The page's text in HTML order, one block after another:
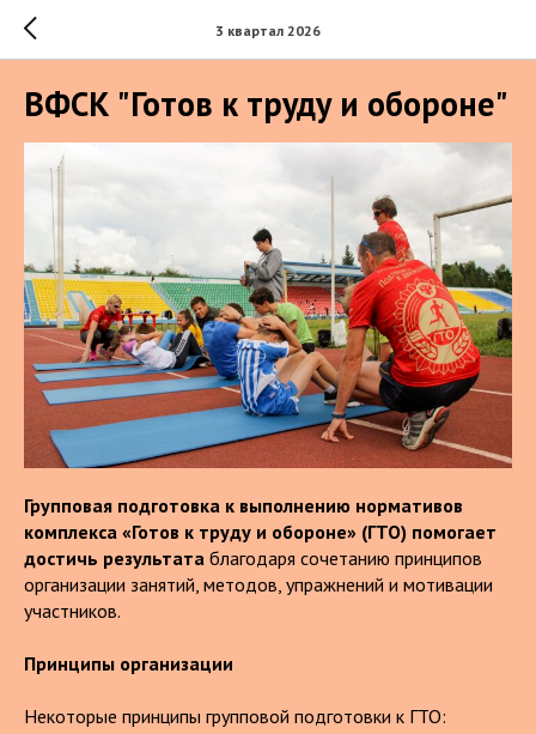
3 квартал 2026
ВФСК "Готов к труду и обороне"
Групповая подготовка к выполнению нормативов
комплекса «Готов к труду и обороне» (ГТО) помогает
достичь результата благодаря сочетанию принципов
организации занятий, методов, упражнений и мотивации
участников.
Принципы организации
Некоторые принципы групповой подготовки к ГТО: